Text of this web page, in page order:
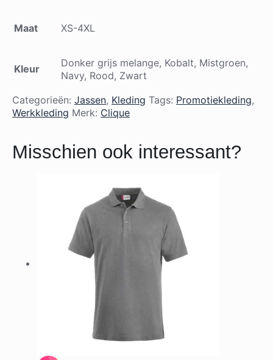
Maat XS-4XL
Kleur
Donker grijs melange, Kobalt, Mistgroen,
Navy, Rood, Zwart
Categorieën: Jassen, Kleding Tags: Promotiekleding,
Werkkleding Merk: Clique
Misschien ook interessant?